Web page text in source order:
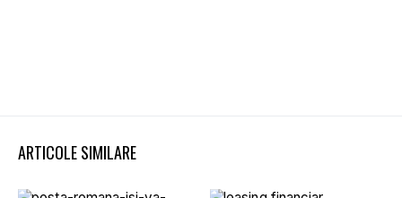
ARTICOLE SIMILARE